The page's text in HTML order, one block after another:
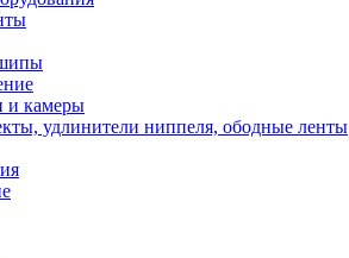
камеры
удлинители ниппеля, ободные ленты